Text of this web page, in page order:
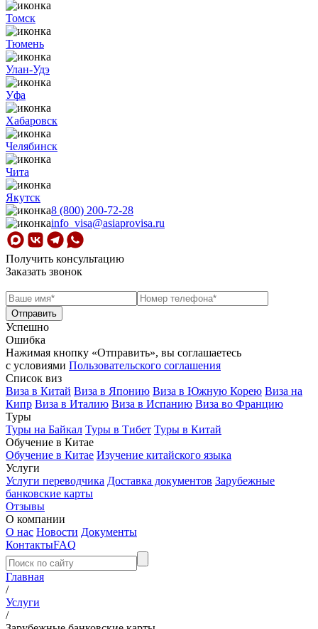
Томск
Тюмень
Улан-Удэ
Уфа
Хабаровск
Челябинск
Чита
Якутск
8 (800) 200-72-28
info_visa@asiaprovisa.ru
Получить консультацию
Заказать звонок
Успешно
Ошибка
Нажимая кнопку «Отправить», вы соглашаетесь
с условиями Пользовательского соглашения
Список виз
Виза в Китай Виза в Японию Виза в Южную Корею Виза на
Кипр Виза в Италию Виза в Испанию Виза во Францию
Туры
Туры на Байкал Туры в Тибет Туры в Китай
Обучение в Китае
Обучение в Китае Изучение китайского языка
Услуги
Услуги переводчика Доставка документов Зарубежные
банковские карты
Отзывы
О компании
О нас Новости Документы
КонтактыFAQ
Главная
/
Услуги
/